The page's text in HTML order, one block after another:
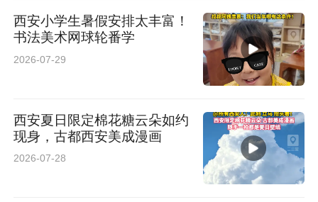
西安小学生暑假安排太丰富！
书法美术网球轮番学
2026-07-29
西安夏日限定棉花糖云朵如约
现身，古都西安美成漫画
2026-07-28